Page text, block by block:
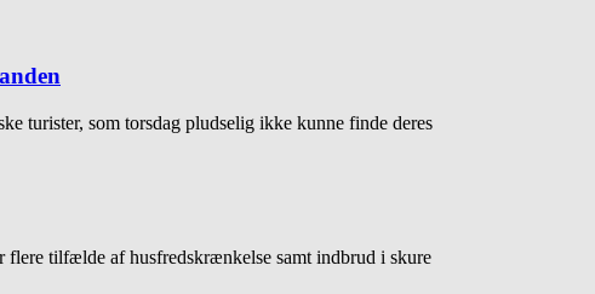
turister, som torsdag pludselig ikke kunne finde deres
tilfælde af husfredskrænkelse samt indbrud i skure